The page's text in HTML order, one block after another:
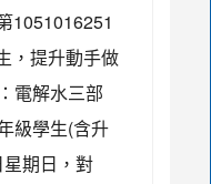
1051016251
，提升動手做
電解水三部
級學生(含升
期日，對